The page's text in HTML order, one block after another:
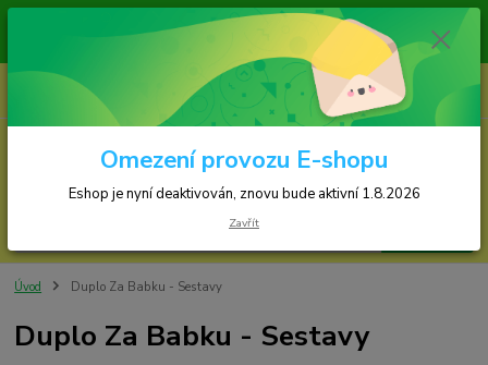
Zásilky jsou odesílány v pondělí, středu a ve čtvrtek!
Eshop je nyní deaktivován, znovu bude
za 0,00 Kč
Úvod Duplo Za Babku - Sestavy
Duplo Za Babku - Sestavy
Omezení provozu E-shopu
Eshop je nyní deaktivován, znovu bude aktivní 1.8.2026
Zavřít